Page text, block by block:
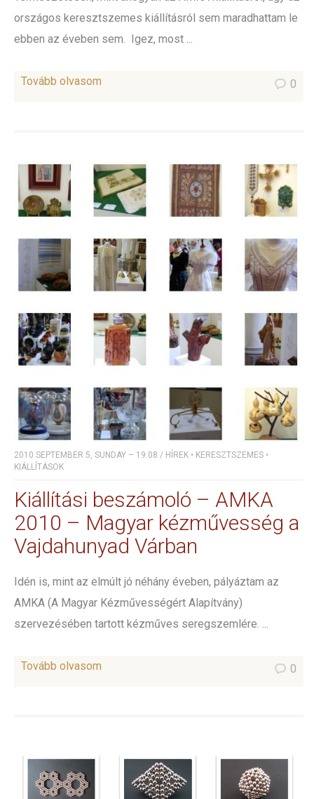
országos keresztszemes kiállításról sem maradhattam le
ebben az éveben sem. Igez, most ...
Tovább olvasom 0
2010 SEPTEMBER 5, SUNDAY – 19:08 / HÍREK • KERESZTSZEMES •
KIÁLLÍTÁSOK
Kiállítási beszámoló – AMKA
2010 – Magyar kézművesség a
Vajdahunyad Várban
Idén is, mint az elmúlt jó néhány éveben, pályáztam az
AMKA (A Magyar Kézművességért Alapítvány)
szervezésében tartott kézműves seregszemlére. ...
Tovább olvasom 0